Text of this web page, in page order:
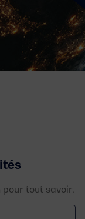
tout savoir.